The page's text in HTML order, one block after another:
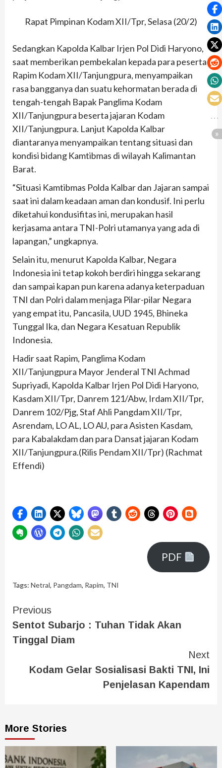
Rapat Pimpinan Kodam XII/Tpr, Selasa (20/2)
Sedangkan Kapolda Kalbar Irjen Pol Didi Haryono,
saat memberikan pembekalan kepada para peserta
Rapim Kodam XII/Tanjungpura, menyampaikan
rasa bangganya dan suatu kehormatan berada di
tengah-tengah Bapak Panglima Kodam
XII/Tanjungpura beserta jajaran Kodam
XII/Tanjungpura. Lanjut Kapolda Kalbar
diantaranya menyampaikan tentang situasi dan
kondisi bidang Kamtibmas di wilayah Kalimantan
Barat.
“Situasi Kamtibmas Polda Kalbar dan Jajaran sampai
saat ini dalam keadaan aman dan kondusif. Ini perlu
diketahui kondusifitas ini, merupakan hasil
kerjasama antara TNI-Polri utamanya yang ada di
lapangan,” ungkapnya.
Selain itu, menurut Kapolda Kalbar, Negara
Indonesia ini tetap kokoh berdiri hingga sekarang
dan sampai kapan pun karena adanya keterpaduan
TNI dan Polri dalam menjaga Pilar-pilar Negara
yang empat itu, Pancasila, UUD 1945, Bhineka
Tunggal Ika, dan Negara Kesatuan Republik
Indonesia.
Hadir saat Rapim, Panglima Kodam
XII/Tanjungpura Mayor Jenderal TNI Achmad
Supriyadi, Kapolda Kalbar Irjen Pol Didi Haryono,
Kasdam XII/Tpr, Danrem 121/Abw, Irdam XII/Tpr,
Danrem 102/Pjg, Staf Ahli Pangdam XII/Tpr,
Asrendam, LO AL, LO AU, para Asisten Kasdam,
para Kabalakdam dan para Dansat jajaran Kodam
XII/Tanjungpura.(Rilis Pendam XII/Tpr) (Rachmat
Effendi)
PDF
Tags: Netral, Pangdam, Rapim, TNI
Previous
Sentot Subarjo : Tuhan Tidak Akan
Tinggal Diam
Next
Kodam Gelar Sosialisasi Bakti TNI, Ini
Penjelasan Kapendam
More Stories